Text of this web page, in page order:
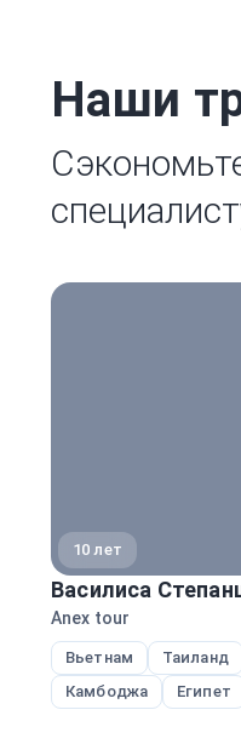
Наши
10 лет
Василиса
Anex tour
Вьетнам
Таиланд
Камбоджа
Египет